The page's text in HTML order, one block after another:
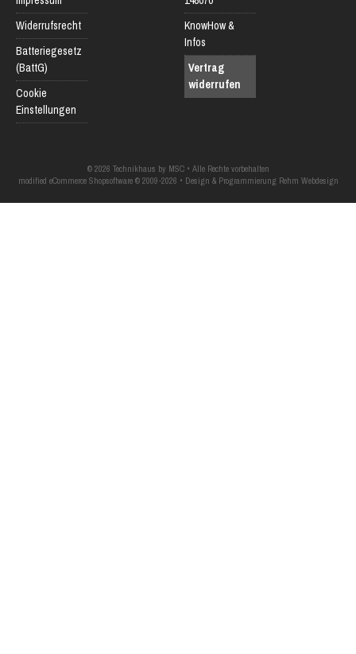
Widerrufsrecht
Batteriegesetz
(BattG)
Cookie
Einstellungen
KnowHow &
Infos
Vertrag
widerrufen
© 2026 Technikhaus by MSC • Alle Rechte vorbehalten
modified eCommerce Shopsoftware © 2009-2026 • Design & Programmierung Rehm Webdesign